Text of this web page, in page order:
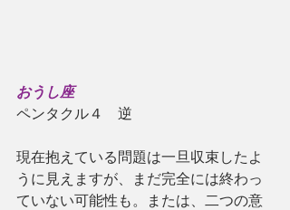
おうし座
ペンタクル４　逆
現在抱えている問題は一旦収束したよ
うに見えますが、まだ完全には終わっ
ていない可能性も。または、二つの意